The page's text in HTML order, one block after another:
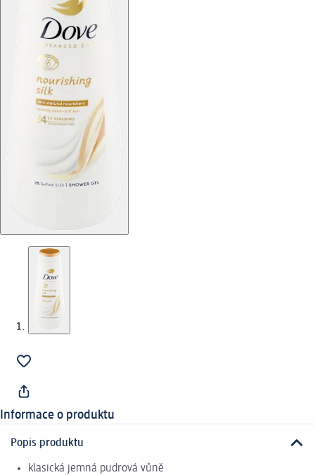
Informace o produktu
Popis produktu
klasická jemná pudrová vůně